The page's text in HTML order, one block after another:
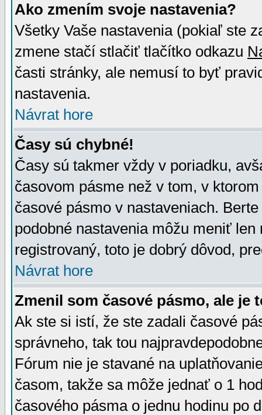
Ako zmením svoje nastavenia?
Všetky Vaše nastavenia (pokiaľ ste
zmene stačí stlačiť tlačítko odkazu
časti stránky, ale nemusí to byť
nastavenia.
Návrat hore
Časy sú chybné!
Časy sú takmer vždy v poriadku,
časovom pásme než v tom, v
časové pásmo v nastaveniach.
podobné nastavenia môžu meniť
registrovaný, toto je dobrý dôvod,
Návrat hore
Zmenil som časové pásmo, ale je
Ak ste si istí, že ste zadali časové
správneho, tak tou
Fórum nie je stavané na
časom, takže sa môže jednať o 1
časového pásma o jednu hodinu po